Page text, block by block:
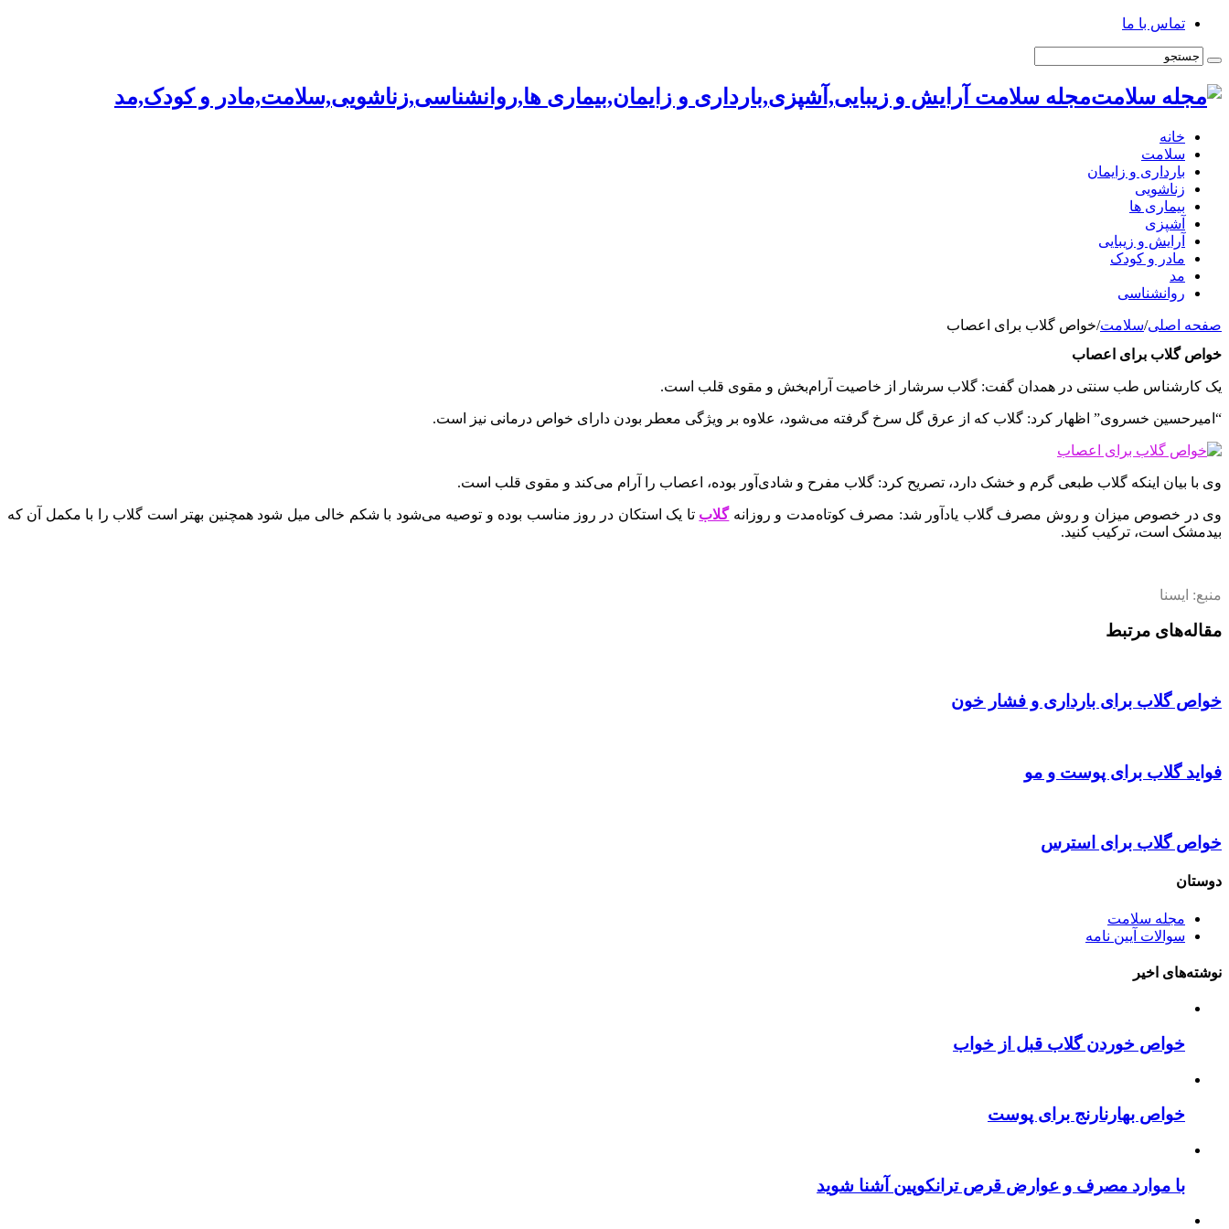
تماس با ما
مجله سلامت آرایش و زیبایی,آشپزی,بارداری و زایمان,بیماری ها,روانشناسی,زناشویی,سلامت,مادر و کودک,مد
خانه
سلامت
بارداری و زایمان
زناشویی
بیماری ها
آشپزی
آرایش و زیبایی
مادر و کودک
مد
روانشناسی
صفحه اصلی/سلامت/خواص گلاب برای اعصاب
خواص گلاب برای اعصاب
یک کارشناس طب سنتی در همدان گفت: گلاب سرشار از خاصیت آرام‌بخش و مقوی قلب است.
“امیرحسین خسروی” اظهار کرد: گلاب که از عرق گل سرخ گرفته می‌شود، علاوه بر ویژگی معطر بودن دارای خواص درمانی نیز است.
وی با بیان اینکه گلاب طبعی گرم و خشک دارد، تصریح کرد: گلاب مفرح و شادی‌آور بوده، اعصاب را آرام می‌کند و مقوی قلب است.
وی در خصوص میزان و روش مصرف گلاب یادآور شد: مصرف کوتاه‌مدت و روزانهگلاب تا یک استکان در روز مناسب بوده و توصیه می‌شود با شکم خالی میل شود همچنین بهتر است گلاب را با مکمل آن که
بیدمشک است، ترکیب کنید.
منبع: ایسنا
مقاله‌های مرتبط
خواص گلاب برای بارداری و فشار خون
فواید گلاب برای پوست و مو
خواص گلاب برای استرس
دوستان
مجله سلامت
سوالات آیین نامه
نوشته‌های اخیر
خواص خوردن گلاب قبل از خواب
خواص بهارنارنج برای پوست
با موارد مصرف و عوارض قرص ترانکوپین آشنا شوید